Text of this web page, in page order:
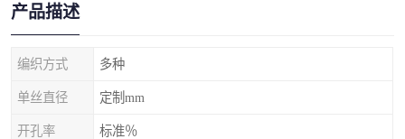
产品描述
编织方式 多种
单丝直径 定制mm
开孔率 标准％